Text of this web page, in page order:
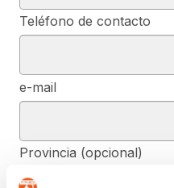
Teléfono de contacto
e-mail
Provincia (opcional)